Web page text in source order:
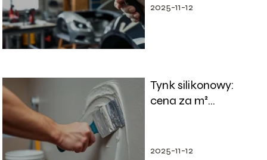
2025-11-12
Tynk silikonowy:
cena za m²
2025-11-12